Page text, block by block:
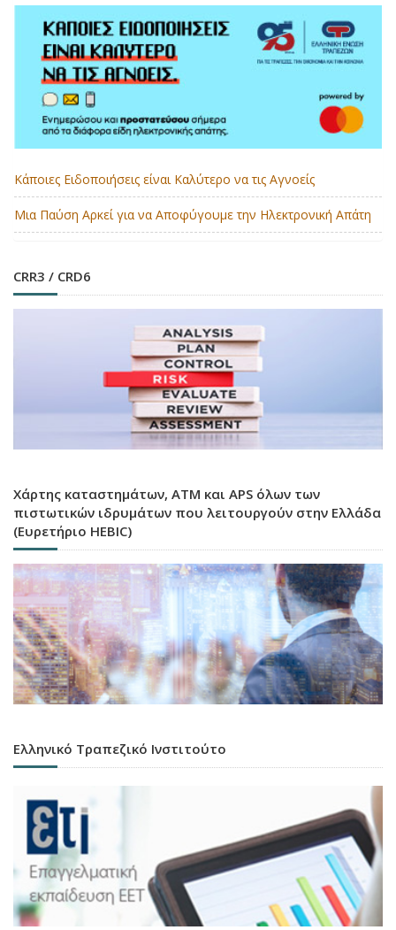
Κάποιες Ειδοποιήσεις είναι Καλύτερο να τις Αγνοείς
Μια Παύση Αρκεί για να Αποφύγουμε την Ηλεκτρονική Απάτη
CRR3 / CRD6
Χάρτης καταστημάτων, ATM και APS όλων των
πιστωτικών ιδρυμάτων που λειτουργούν στην Ελλάδα
(Ευρετήριο HEBIC)
Ελληνικό Τραπεζικό Ινστιτούτο